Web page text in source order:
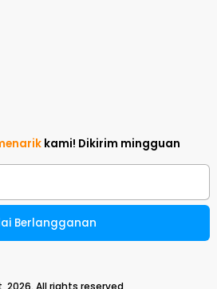
kami! Dikirim mingguan
Berlangganan
2026. All rights reserved